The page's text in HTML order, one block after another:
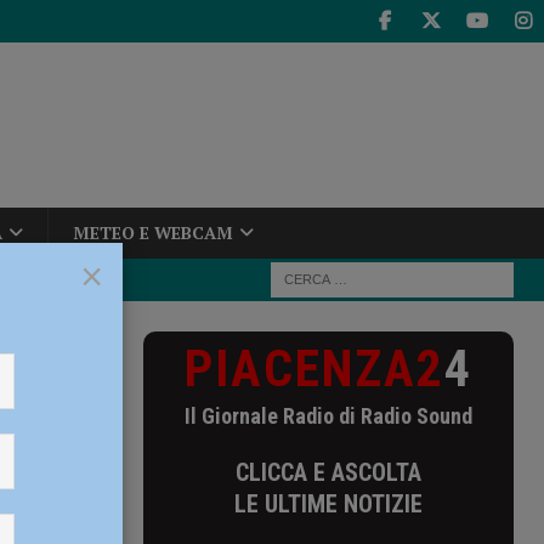
METEO E WEBCAM
con
in
PIACENZA24
Il Giornale Radio di Radio Sound
CLICCA E ASCOLTA
LE ULTIME NOTIZIE
×